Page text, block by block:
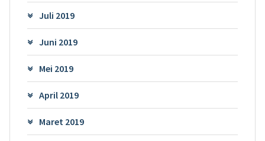
Juli 2019
Juni 2019
Mei 2019
April 2019
Maret 2019